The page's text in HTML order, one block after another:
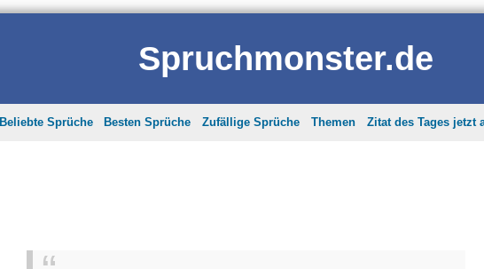
Spruchmonster.de
Beliebte Sprüche Besten Sprüche Zufällige Sprüche Themen Zitat des Tages jetzt